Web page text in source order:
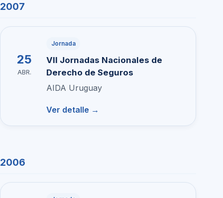
2007
25
ABR.
Jornada
VII Jornadas Nacionales de
Derecho de Seguros
AIDA Uruguay
Ver detalle →
2006